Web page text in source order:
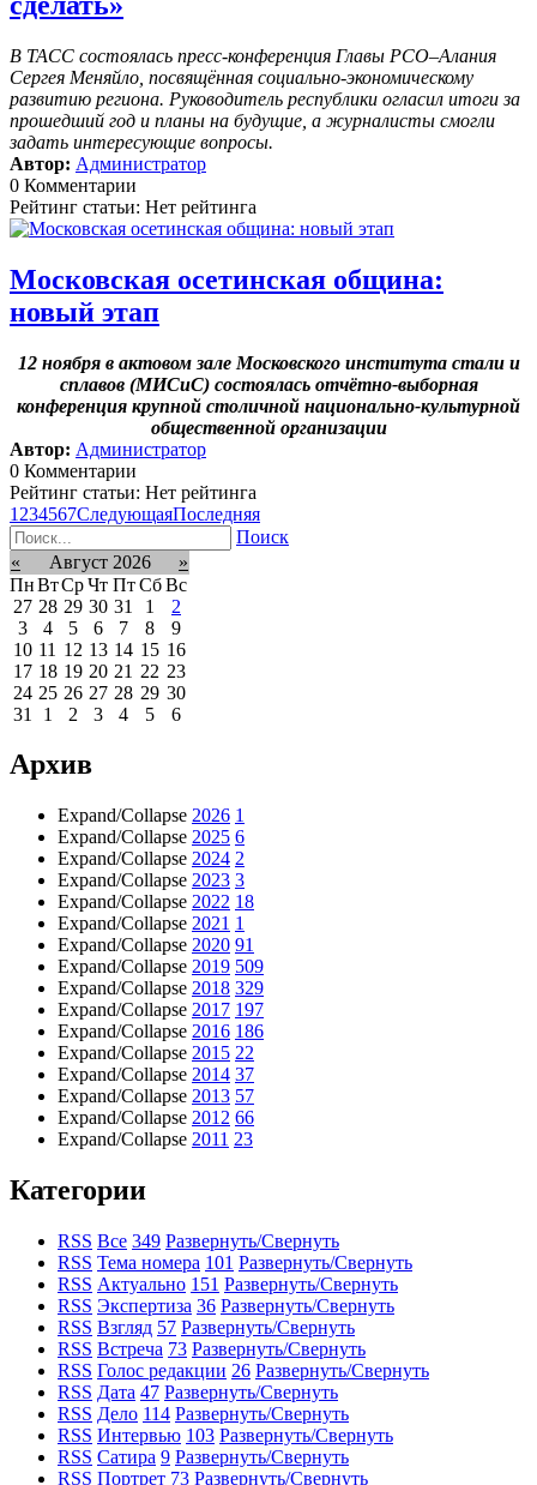
В ТАСС состоялась пресс-конференция Главы РСО–Алания
Сергея Меняйло, посвящённая социально-экономическому
развитию региона. Руководитель республики огласил итоги за
прошедший год и планы на будущие, а журналисты смогли
задать интересующие вопросы.
Автор: Администратор
0 Комментарии
Рейтинг статьи: Нет рейтинга
Московская осетинская община:
новый этап
12 ноября в актовом зале Московского института стали и
сплавов (МИСиС) состоялась отчётно-выборная
конференция крупной столичной национально-культурной
общественной организации
Автор: Администратор
0 Комментарии
Рейтинг статьи: Нет рейтинга
1 234567СледующаяПоследняя
Поиск
«
Август 2026
»
ПнВтСрЧт Пт Сб Вс
27 28 29 30 31 1
2
3
4 5 6 7 8
9
10 11 12 13 14 15 16
17 18 19 20 21 22 23
24 25 26 27 28 29 30
31
1 2 3 4 5 6
Архив
Expand/Collapse 2026 1
Expand/Collapse 2025 6
Expand/Collapse 2024 2
Expand/Collapse 2023 3
Expand/Collapse 2022 18
Expand/Collapse 2021 1
Expand/Collapse 2020 91
Expand/Collapse 2019 509
Expand/Collapse 2018 329
Expand/Collapse 2017 197
Expand/Collapse 2016 186
Expand/Collapse 2015 22
Expand/Collapse 2014 37
Expand/Collapse 2013 57
Expand/Collapse 2012 66
Expand/Collapse 2011 23
Категории
RSS Все 349 Развернуть/Свернуть
RSS Тема номера 101 Развернуть/Свернуть
RSS Актуально 151 Развернуть/Свернуть
RSS Экспертиза 36 Развернуть/Свернуть
RSS Взгляд 57 Развернуть/Свернуть
RSS Встреча 73 Развернуть/Свернуть
RSS Голос редакции 26 Развернуть/Свернуть
RSS Дата 47 Развернуть/Свернуть
RSS Дело 114 Развернуть/Свернуть
RSS Интервью 103 Развернуть/Свернуть
RSS Сатира 9 Развернуть/Свернуть
RSS Портрет 73 Развернуть/Свернуть